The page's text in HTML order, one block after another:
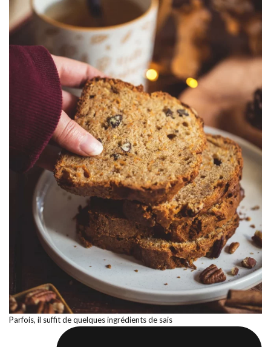
Parfois, il suffit de quelques ingrédients de sais